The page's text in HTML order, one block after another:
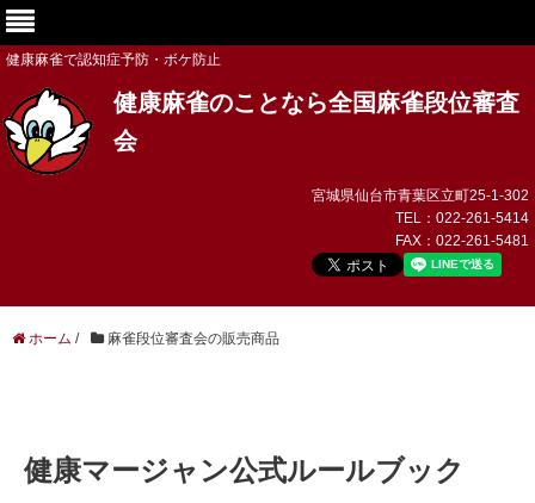
健康麻雀で認知症予防・ボケ防止
健康麻雀のことなら全国麻雀段位審査
会
宮城県仙台市青葉区立町25-1-302
TEL： 022-261-5414
FAX： 022-261-5481
ホーム / 麻雀段位審査会の販売商品
健康マージャン公式ルールブック